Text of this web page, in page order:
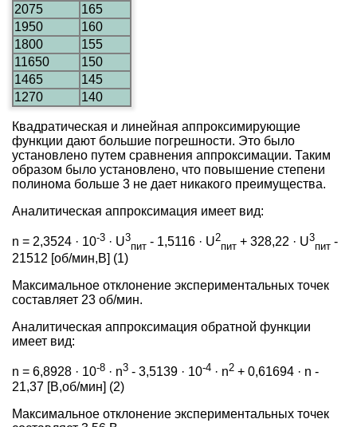
2075
165
1950
160
1800
155
11650
150
1465
145
1270
140
Квадратическая и линейная аппроксимирующие
функции дают большие погрешности. Это было
установлено путем сравнения аппроксимации. Таким
образом было установлено, что повышение степени
полинома больше 3 не дает никакого преимущества.
Аналитическая аппроксимация имеет вид:
n = 2,3524 · 10-3 · U3
пит - 1,5116 · U2
пит + 328,22 · U3
пит -
21512 [об/мин,В] (1)
Максимальное отклонение экспериментальных точек
составляет 23 об/мин.
Аналитическая аппроксимация обратной функции
имеет вид:
n = 6,8928 · 10-8 · n3 - 3,5139 · 10-4 · n2 + 0,61694 · n -
21,37 [В,об/мин] (2)
Максимальное отклонение экспериментальных точек